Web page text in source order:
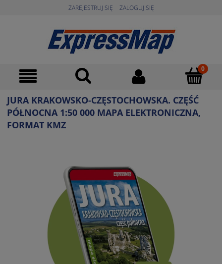
ZAREJESTRUJ SIĘ ZALOGUJ SIĘ
JURA KRAKOWSKO-CZĘSTOCHOWSKA. CZĘŚĆ
PÓŁNOCNA 1:50 000 MAPA ELEKTRONICZNA,
FORMAT KMZ